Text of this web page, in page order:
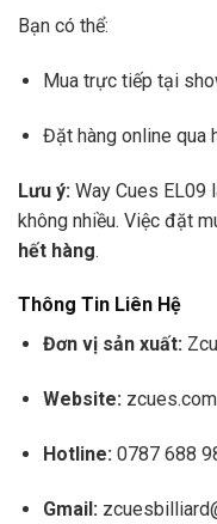
Bạn có thể:
Mua trực tiếp tại
Đặt hàng online qua
Lưu ý: Way Cues EL09
không nhiều. Việc đặt
hết hàng.
Thông Tin Liên Hệ
Đơn vị sản xuất:
Website:zcues.com
Hotline:0787 688
Gmail: